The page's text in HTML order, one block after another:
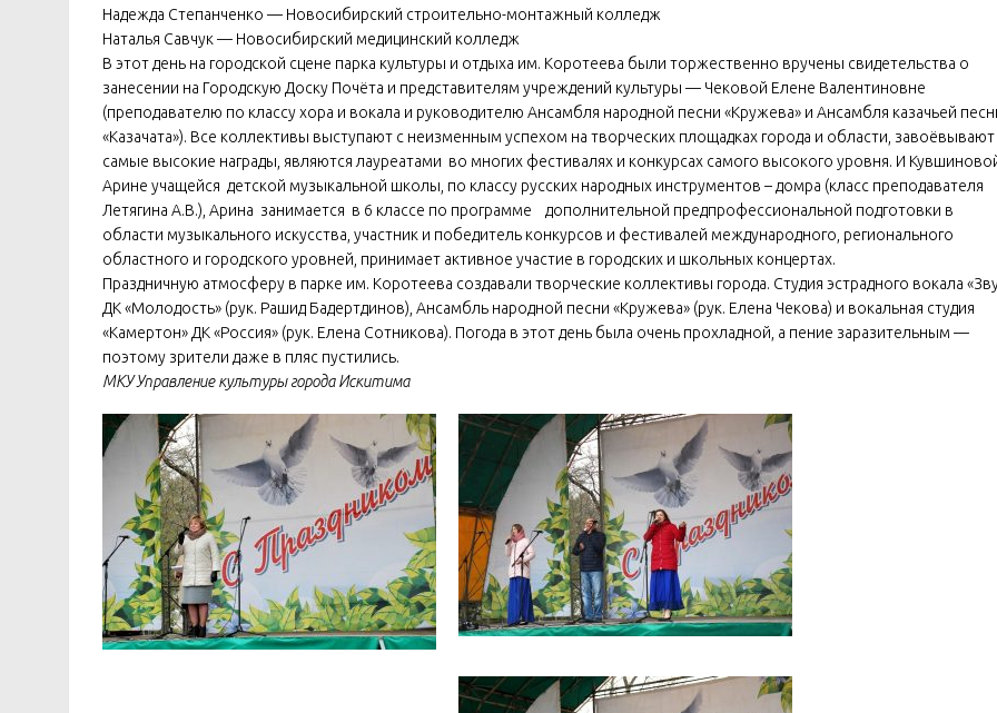
Надежда Степанченко — Новосибирский строительно-монтажный колледж
Наталья Савчук — Новосибирский медицинский колледж
В этот день на городской сцене парка культуры и отдыха им. Коротеева были торжественно вручены свидетельства о
занесении на Городскую Доску Почёта и представителям учреждений культуры — Чековой Елене Валентиновне
(преподавателю по классу хора и вокала и руководителю Ансамбля народной песни «Кружева» и Ансамбля казачьей
«Казачата»). Все коллективы выступают с неизменным успехом на творческих площадках города и области, завоёвывают
самые высокие награды, являются лауреатами во многих фестивалях и конкурсах самого высокого уровня. И
Арине учащейся детской музыкальной школы, по классу русских народных инструментов – домра (класс преподавателя
Летягина А.В.), Арина занимается в 6 классе по программе дополнительной предпрофессиональной подготовки в
области музыкального искусства, участник и победитель конкурсов и фестивалей международного, регионального
областного и городского уровней, принимает активное участие в городских и школьных концертах.
Праздничную атмосферу в парке им. Коротеева создавали творческие коллективы города. Студия эстрадного вокала
ДК «Молодость» (рук. Рашид Бадертдинов), Ансамбль народной песни «Кружева» (рук. Елена Чекова) и вокальная студия
«Камертон» ДК «Россия» (рук. Елена Сотникова). Погода в этот день была очень прохладной, а пение заразительным —
поэтому зрители даже в пляс пустились.
МКУ Управление культуры города Искитима